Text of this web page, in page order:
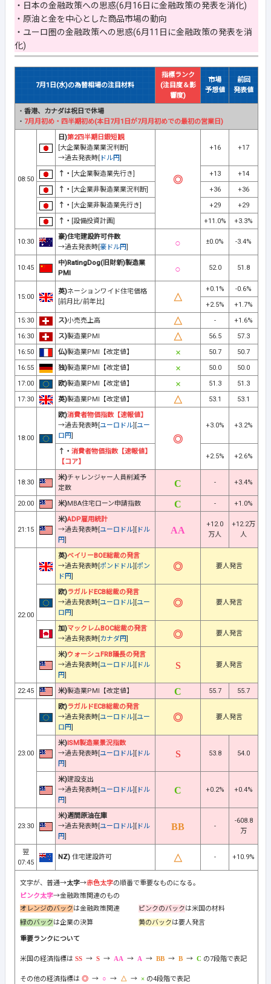
・日本の金融政策への思惑(6月16日に金融政策の発表を消化)
・原油と金を中心とした商品市場の動向
・ユーロ圏の金融政策への思惑(6月11日に金融政策の発表を消
化)
7月1日(水)の為替相場の注目材料
指標ランク
(注目度＆影
響度)
市場
予想値
前回
発表値
・ 香港、カナダは祝日で休場
・ 7月月初め・四半期初め(本日7月1日が7月月初めでの最初の営業日)
08:50
日)第2四半期日銀短観
[大企業製造業業況判断]
→過去発表時[ ドル円
+16 +17
↑・ [大企業製造業先行き] +13
+14
↑・
[大企業非製造業業況判断] +36
+36
↑・
[大企業非製造業先行き] +29
+29
↑・
[設備投資計画] +11.0% +3.3%
10:30
豪)住宅建設許可件数
→過去発表時[ 豪ドル円
±0.0% -3.4%
10:45
中)RatingDog(旧財新)製造業
PMI
52.0 51.8
15:00
英)ネーションワイド住宅価格
[前月比/前年比]
+0.1%
-0.6%
+2.5%
+1.7%
15:30
ス)小売売上高 -
+1.6%
16:30
ス)製造業PMI 56.5
57.3
16:50
仏)製造業PMI【改定値】 50.7
50.7
16:55
独)製造業PMI【改定値】 50.0
50.0
17:00
欧)製造業PMI【改定値】 51.3
51.3
17:30
英)製造業PMI【改定値】 53.1 53.1
18:00
欧)消費者物価指数【速報値】
→過去発表時[ ユーロドル ユー
ロ円
+3.0% +3.2%
↑・ 消費者物価指数【速報値】
【コア】
+2.5% +2.6%
18:30
米)チャレンジャー人員削減予
定数
- +3.4%
20:00 米)MBA住宅ローン申請指数 - +1.0%
21:15
米)ADP雇用統計
→過去発表時[ ユーロドル
ドル
円
+12.0
万人
+12.2万
人
22:00
英)ベイリーBOE総裁の発言
→過去発表時[ ポンドドル ポン
ド円
要人発言
欧)ラガルドECB総裁の発言
→過去発表時[ ユーロドル ユー
ロ円
要人発言
加)マックレムBOC総裁の発言
→過去発表時[ カナダ円
要人発言
米)ウォーシュFRB議長の発言
→過去発表時[ ユーロドル
ドル
円
要人発言
22:45 米)製造業PMI【改定値】 55.7 55.7
23:00
欧)ラガルドECB総裁の発言
→過去発表時[ ユーロドル ユー
ロ円
要人発言
米) ISM製造業景況指数
→過去発表時[ ユーロドル
ドル
円
53.8 54.0
米)建設支出
→過去発表時[ ユーロドル
ドル
円
+0.2% +0.4%
23:30
米)週間原油在庫
→過去発表時[ ユーロドル
ドル
円
-
-608.8
万
翌
07:45
NZ) 住宅建設許可 - +10.9%
文字が、普通→太字→赤色太字の順番で重要なものになる。
ピンク太字→金融政策関連のもの
オレンジのバックは金融政策関連 ピンクのバックは米国の材料
緑のバックは企業の決算 黄のバックは要人発言
重要ランクについて
米国の経済指標は → → → → → → の7段階で表記
その他の経済指標は → → → の4段階で表記